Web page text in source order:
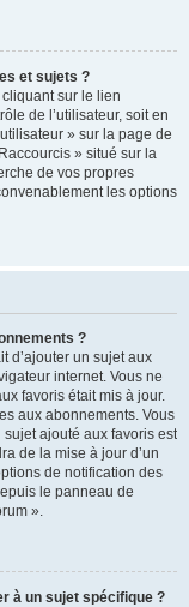
et sujets ?
sur le lien
de l’utilisateur, soit en
» sur la page de
» situé sur la
de vos propres
les options
?
d’ajouter un sujet aux
internet. Vous ne
favoris était mis à jour.
aux abonnements. Vous
ajouté aux favoris est
de la mise à jour d’un
de notification des
le panneau de
».
à un sujet spécifique ?